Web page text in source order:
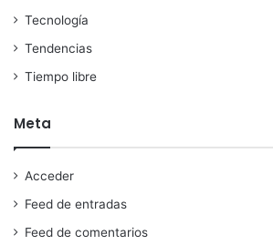
Tecnología
Tendencias
Tiempo libre
Meta
Acceder
Feed de entradas
Feed de comentarios